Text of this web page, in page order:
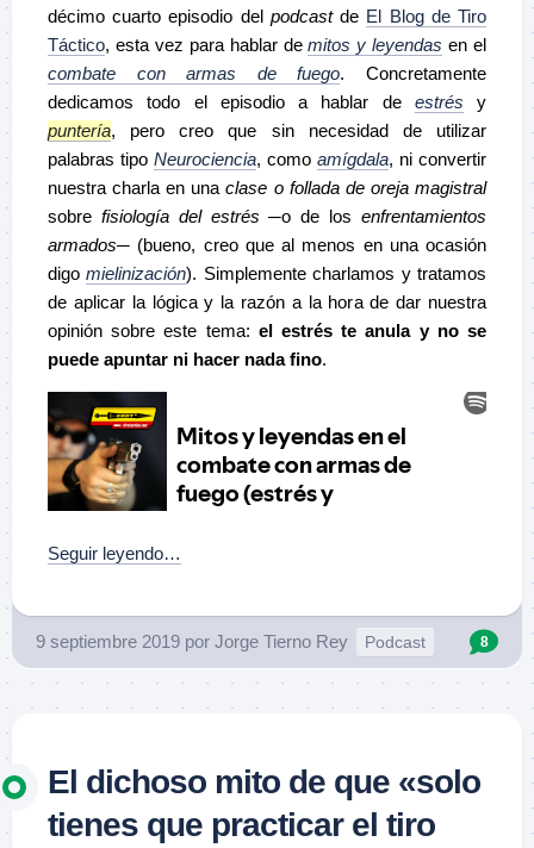
décimo cuarto episodio del podcastde El Blog de Tiro
Táctico, esta vez para hablar demitos y leyendas en el
combate con armas de fuego. Concretamente
dedicamos todo el episodio a hablar de estrés y
puntería, pero creo que sin necesidad de utilizar
palabras tipo Neurociencia, como amígdala, ni convertir
nuestra charla en unaclase o follada de oreja magistral
sobre fisiología del estrés ─o de losenfrentamientos
armados─ (bueno, creo que al menos en una ocasión
digomielinización). Simplemente charlamos y tratamos
de aplicar la lógica y la razón a la hora de dar nuestra
opinión sobre este tema: el estrés te anula y no se
puede apuntar ni hacer nada fino.
Seguir leyendo…
9 septiembre 2019 por Jorge Tierno Rey Podcast 8
El dichoso mito de que «solo
tienes que practicar el tiro